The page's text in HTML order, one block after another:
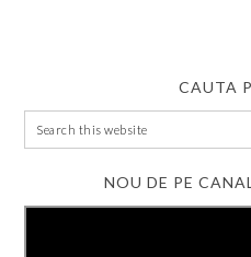
CAUTA
NOU DE PE